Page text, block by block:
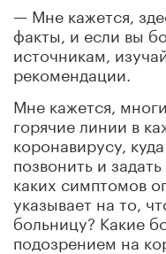
— Мне кажется,
факты, и если вы
источникам,
рекомендации.
Мне кажется,
горячие линии в
коронавирусу,
позвонить и
каких симптомов
указывает на то,
больницу? Какие
подозрением на